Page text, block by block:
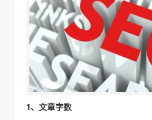
1、文章字数